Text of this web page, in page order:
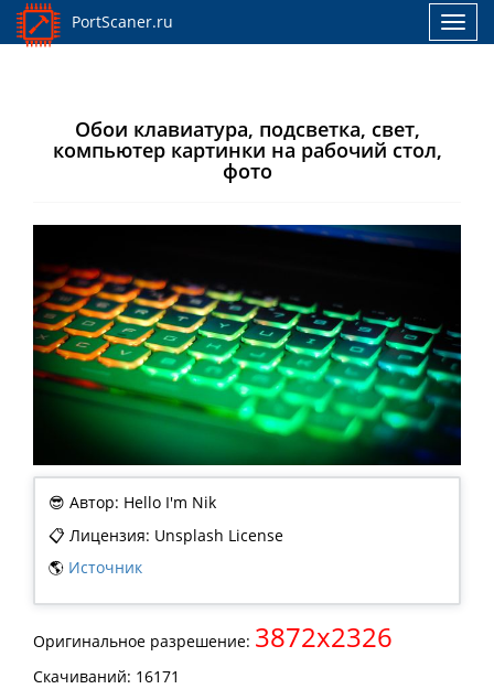
PortScaner.ru
Обои клавиатура, подсветка, свет,
компьютер картинки на рабочий стол,
фото
😎 Автор: Hello I'm Nik
📋 Лицензия: Unsplash License
🌎 Источник
Оригинальное разрешение: 3872x2326
Скачиваний: 16171